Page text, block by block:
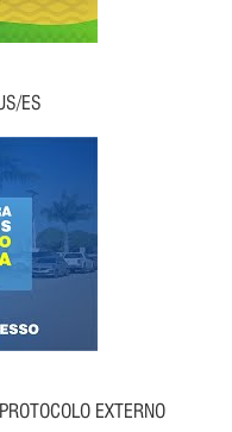
ES
EXTERNO